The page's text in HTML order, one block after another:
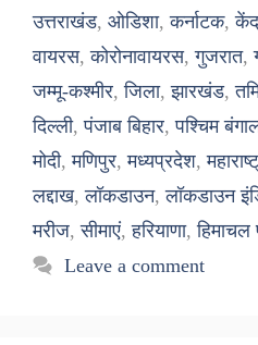
उत्तराखंड, ओडिशा,कर्नाटक,
वायरस,कोरोनावायरस,गुजरात,
जम्मू-कश्मीर,जिला,झारखंड,
दिल्ली,पंजाब बिहार,पश्चिम
मोदी,मणिपुर,मध्यप्रदेश,
लद्दाख,लॉकडाउन,लॉकडाउन
मरीज,सीमाएं,हरियाणा,
Leave a comment